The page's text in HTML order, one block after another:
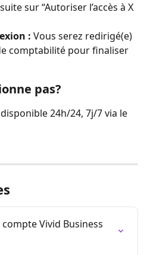
sur “Autoriser l’accès à X
: Vous serez redirigé(e)
comptabilité pour finaliser
pas?
24h/24, 7j/7 via le
Vivid Business